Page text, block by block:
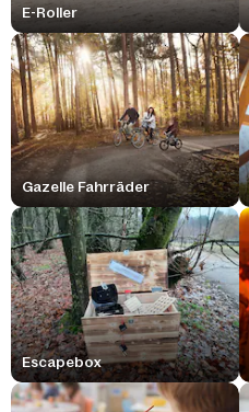
E-Roller
Gazelle Fahrräder
Escapebox